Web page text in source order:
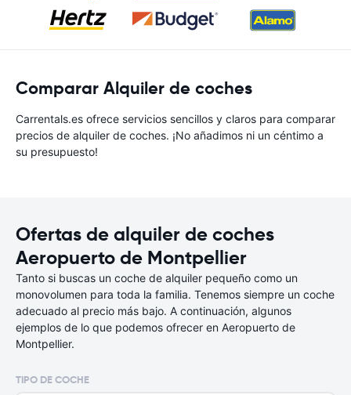
Comparar Alquiler de coches
Carrentals.es ofrece servicios sencillos y claros para comparar
precios de alquiler de coches. ¡No añadimos ni un céntimo a
su presupuesto!
Ofertas de alquiler de coches
Aeropuerto de Montpellier
Tanto si buscas un coche de alquiler pequeño como un
monovolumen para toda la familia. Tenemos siempre un coche
adecuado al precio más bajo. A continuación, algunos
ejemplos de lo que podemos ofrecer en Aeropuerto de
Montpellier.
TIPO DE COCHE